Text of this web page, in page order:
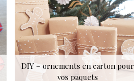
DIY – ornements en carton pour
vos paquets